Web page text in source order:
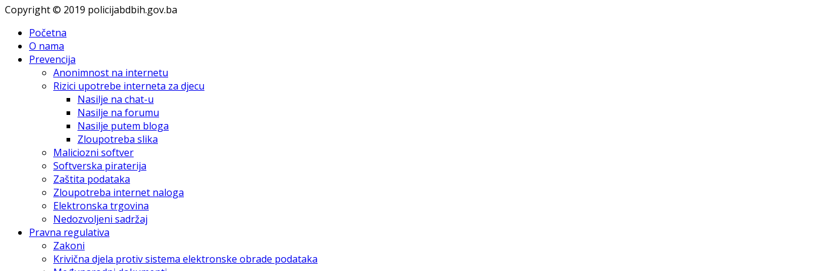
Copyright © 2019 policijabdbih.gov.ba
Početna
O nama
Prevencija
Anonimnost na internetu
Rizici upotrebe interneta za djecu
Nasilje na chat-u
Nasilje na forumu
Nasilje putem bloga
Zloupotreba slika
Maliciozni softver
Softverska piraterija
Zaštita podataka
Zloupotreba internet naloga
Elektronska trgovina
Nedozvoljeni sadržaj
Pravna regulativa
Zakoni
Krivična djela protiv sistema elektronske obrade podataka